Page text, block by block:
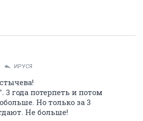
ИРУСЯ
года потерпеть и потом
Но только за 3
Не больше!